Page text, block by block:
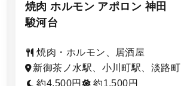
焼肉 ホルモン アポロン 神田
駿河台
焼肉・ホルモン、居酒屋
新御茶ノ水駅、小川町駅、淡路町
駅、御茶ノ水駅、神保町駅
約4,500円
約1,500円